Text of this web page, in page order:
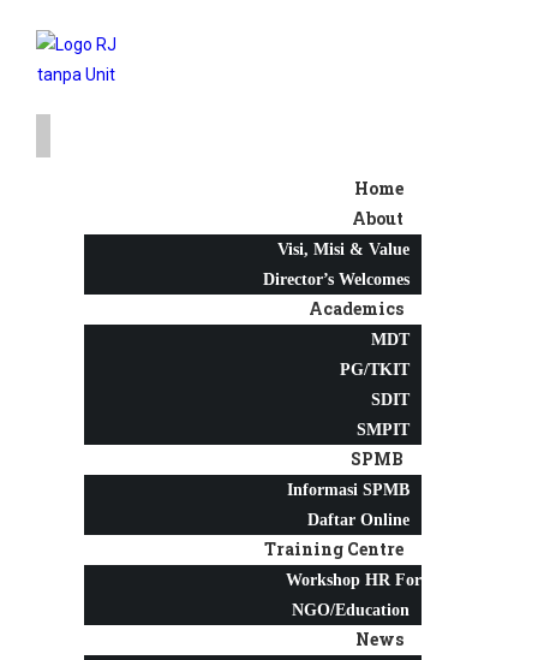
Home
About
Visi, Misi & Value
Director’s Welcomes
Academics
MDT
PG/TKIT
SDIT
SMPIT
SPMB
Informasi SPMB
Daftar Online
Training Centre
Workshop HR For
NGO/Education
News